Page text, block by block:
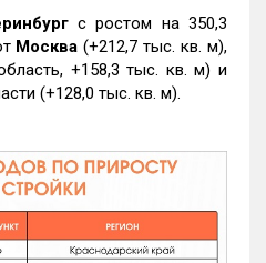
с ростом на 350,3
Москва (+212,7 тыс. кв. м),
+158,3 тыс. кв. м) и
(+128,0 тыс. кв. м).